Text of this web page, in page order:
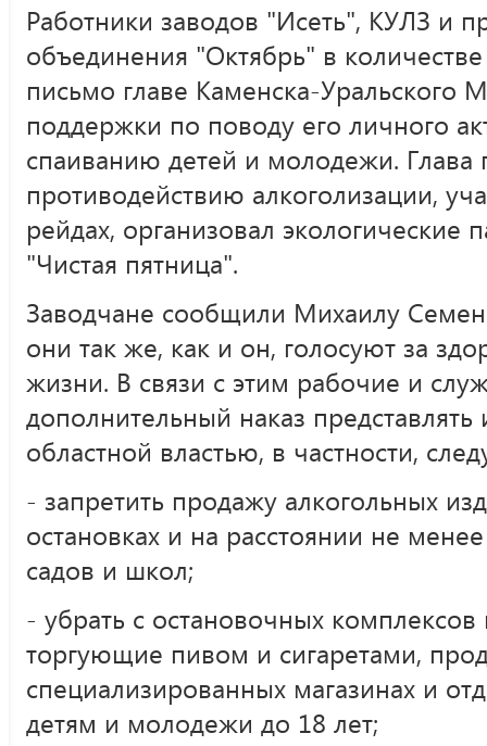
Работники заводов "Исеть", КУЛЗ и
объединения "Октябрь" в
письмо главе Каменска-Уральского
поддержки по поводу его личного
спаиванию детей и молодежи. Глава
противодействию алкоголизации,
рейдах, организовал экологические
"Чистая пятница".
Заводчане сообщили Михаилу
они так же, как и он, голосуют за
жизни. В связи с этим рабочие и
дополнительный наказ
областной властью, в частности,
- запретить продажу алкогольных
остановках и на расстоянии не
садов и школ;
- убрать с остановочных
торгующие пивом и сигаретами,
специализированных магазинах и
детям и молодежи до 18 лет;